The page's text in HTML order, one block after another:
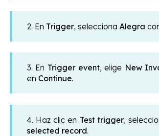
2. En Trigger, selecciona Alegra
3. En Trigger event, elige New
en Continue.
4. Haz clic en Test trigger,
selected record.